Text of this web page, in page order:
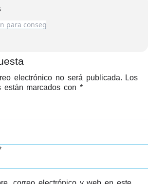
electrónico no será publicada. Los
están marcados con *